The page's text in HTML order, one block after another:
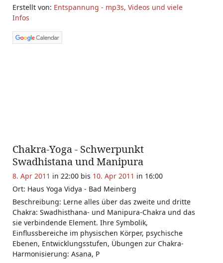
Erstellt von: Entspannung - mp3s, Videos und viele
Infos
Chakra-Yoga - Schwerpunkt
Swadhistana und Manipura
8. Apr 2011 in 22:00 bis 10. Apr 2011 in 16:00
Ort: Haus Yoga Vidya - Bad Meinberg
Beschreibung: Lerne alles über das zweite und dritte
Chakra: Swadhisthana- und Manipura-Chakra und das
sie verbindende Element. Ihre Symbolik,
Einflussbereiche im physischen Körper, psychische
Ebenen, Entwicklungsstufen, Übungen zur Chakra-
Harmonisierung: Asana, P